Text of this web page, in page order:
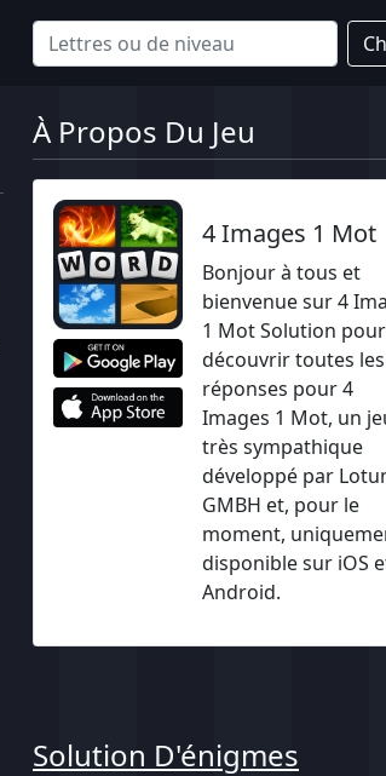
À Propos Du Jeu
4 Images 1 Mot
Bonjour à tous et
bienvenue sur 4
1 Mot Solution
découvrir toutes les
réponses pour 4
Images 1 Mot, un
très sympathique
développé par
GMBH et, pour le
moment,
disponible sur iOS
Android.
Solution D'énigmes